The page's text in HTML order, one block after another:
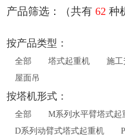
产品筛选：（共有62 种
按产品类型：
全部 塔式起重机 施工
屋面吊
按塔机形式：
全部 M系列水平臂塔式起
D系列动臂式塔式起重机